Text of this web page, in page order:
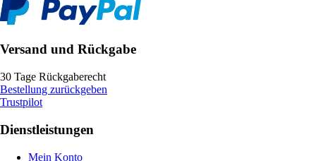
Versand und Rückgabe
30 Tage Rückgaberecht
Bestellung zurückgeben
Trustpilot
Dienstleistungen
Mein Konto